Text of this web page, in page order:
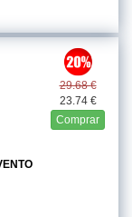
29.68 €
23.74 €
Comprar